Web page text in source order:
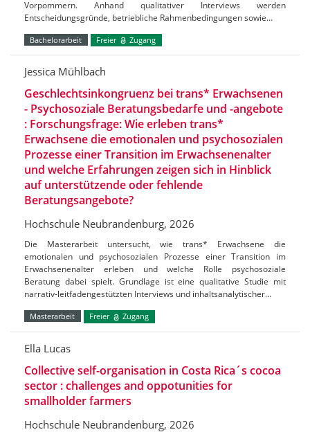
Vorpommern. Anhand qualitativer Interviews werden
Entscheidungsgründe, betriebliche Rahmenbedingungen sowie…
Bachelorarbeit Freier Zugang
Jessica Mühlbach
Geschlechtsinkongruenz bei trans* Erwachsenen
- Psychosoziale Beratungsbedarfe und -angebote
: Forschungsfrage: Wie erleben trans*
Erwachsene die emotionalen und psychosozialen
Prozesse einer Transition im Erwachsenenalter
und welche Erfahrungen zeigen sich in Hinblick
auf unterstützende oder fehlende
Beratungsangebote?
Hochschule Neubrandenburg, 2026
Die Masterarbeit untersucht, wie trans* Erwachsene die
emotionalen und psychosozialen Prozesse einer Transition im
Erwachsenenalter erleben und welche Rolle psychosoziale
Beratung dabei spielt. Grundlage ist eine qualitative Studie mit
narrativ-leitfadengestützten Interviews und inhaltsanalytischer…
Masterarbeit Freier Zugang
Ella Lucas
Collective self-organisation in Costa Rica´s cocoa
sector : challenges and oppotunities for
smallholder farmers
Hochschule Neubrandenburg, 2026